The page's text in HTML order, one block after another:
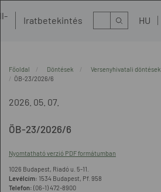
Iratbetekintés Kereső HU
Főoldal Döntések Versenyhivatali döntések
ÖB-23/2026/6
2026. 05. 07.
ÖB-23/2026/6
Nyomtatható verzió PDF formátumban
1026 Budapest, Riadó u. 5-11.
Levélcím: 1534 Budapest, Pf. 958
Telefon: (06-1) 472-8900